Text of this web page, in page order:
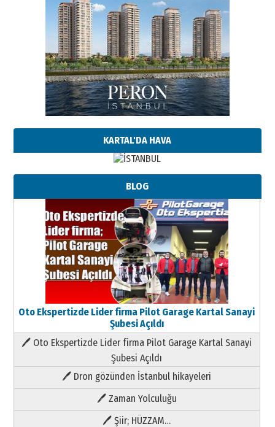
KARTAL'DA HAVA
BLOG
Oto Ekspertizde Lider firma Pilot Garage Kartal Sanayi
Şubesi Açıldı
🖊 Oto Ekspertizde Lider firma Pilot Garage Kartal Sanayi
Şubesi Açıldı
🖊 Dron gözünden İstanbul hikayeleri
🖊 Zaman Yolculuğu
🖊 Şiir; HÜZZAM…